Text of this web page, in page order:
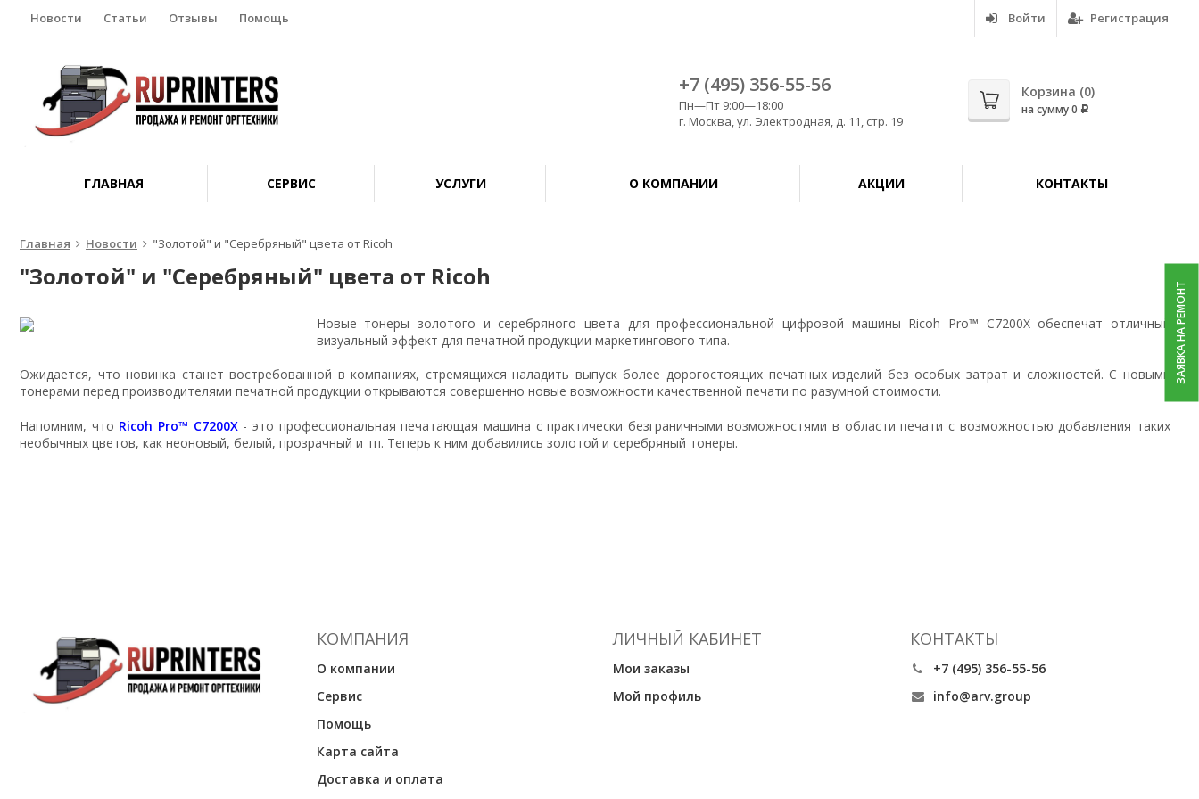
Войти Регистрация
Новости Статьи Отзывы Помощь
+7 (495) 356-55-56
Пн—Пт 9:00—18:00
г. Москва, ул. Электродная, д. 11, стр. 19
Корзина (0)
на сумму0 Р
ГЛАВНАЯ СЕРВИС УСЛУГИ О КОМПАНИИ АКЦИИ КОНТАКТЫ
Главная Новости "Золотой" и "Серебряный" цвета от Ricoh
"Золотой" и "Серебряный" цвета от Ricoh
Новые тонеры золотого и серебряного цвета для профессиональной цифровой машины Ricoh Pro™ C7200X обеспечат отличный
визуальный эффект для печатной продукции маркетингового типа.
Ожидается, что новинка станет востребованной в компаниях, стремящихся наладить выпуск более дорогостоящих печатных изделий без особых затрат и сложностей. С новыми
тонерами перед производителями печатной продукции открываются совершенно новые возможности качественной печати по разумной стоимости.
Напомним, что Ricoh Pro™ C7200X- это профессиональная печатающая машина с практически безграничными возможностями в области печати с возможностью добавления таких
необычных цветов, как неоновый, белый, прозрачный и тп. Теперь к ним добавились золотой и серебряный тонеры.
ЗАЯВКА НА РЕМОНТ
КОМПАНИЯ
О компании
Сервис
Помощь
Карта сайта
Доставка и оплата
ЛИЧНЫЙ КАБИНЕТ
Мои заказы
Мой профиль
КОНТАКТЫ
+7 (495) 356-55-56
info@arv.group